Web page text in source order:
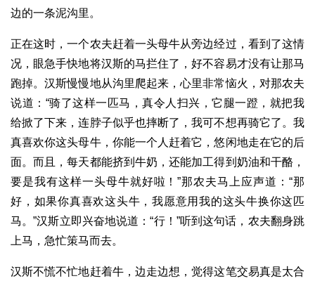
边的一条泥沟里。
正在这时，一个农夫赶着一头母牛从旁边经过，看到了这情
况，眼急手快地将汉斯的马拦住了，好不容易才没有让那马
跑掉。汉斯慢慢地从沟里爬起来，心里非常恼火，对那农夫
说道：“骑了这样一匹马，真令人扫兴，它腿一蹬，就把我
给掀了下来，连脖子似乎也摔断了，我可不想再骑它了。我
真喜欢你这头母牛，你能一个人赶着它，悠闲地走在它的后
面。而且，每天都能挤到牛奶，还能加工得到奶油和干酪，
要是我有这样一头母牛就好啦！”那农夫马上应声道：“那
好，如果你真喜欢这头牛，我愿意用我的这头牛换你这匹
马。”汉斯立即兴奋地说道：“行！”听到这句话，农夫翻身跳
上马，急忙策马而去。
汉斯不慌不忙地赶着牛，边走边想，觉得这笔交易真是太合